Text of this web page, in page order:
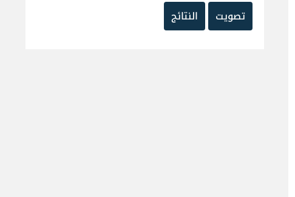
تصويت
النتائج